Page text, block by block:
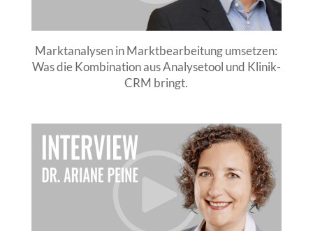
Marktanalysen in Marktbearbeitung umsetzen:
Was die Kombination aus Analysetool und Klinik-
CRM bringt.